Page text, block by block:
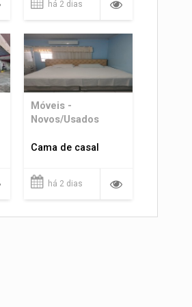
há 2 dias
Móveis -
Novos/Usados
Cama de casal
há 2 dias